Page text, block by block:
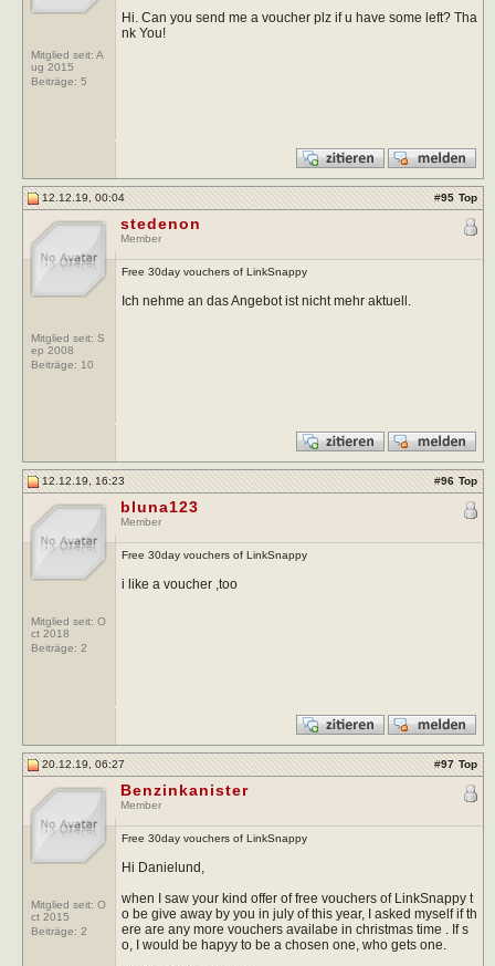
Mitglied seit: A
ug 2015
Beiträge: 5
Hi. Can you send me a voucher plz if u have some left? Tha
nk You!
12.12.19, 00:04 #95 Top
Mitglied seit: S
ep 2008
Beiträge: 10
stedenon
Member
Free 30day vouchers of LinkSnappy
Ich nehme an das Angebot ist nicht mehr aktuell.
12.12.19, 16:23 #96 Top
Mitglied seit: O
ct 2018
Beiträge: 2
bluna123
Member
Free 30day vouchers of LinkSnappy
i like a voucher ,too
20.12.19, 06:27 #97 Top
Mitglied seit: O
ct 2015
Beiträge: 2
Benzinkanister
Member
Free 30day vouchers of LinkSnappy
Hi Danielund,
when I saw your kind offer of free vouchers of LinkSnappy t
o be give away by you in july of this year, I asked myself if th
ere are any more vouchers availabe in christmas time . If s
o, I would be hapyy to be a chosen one, who gets one.